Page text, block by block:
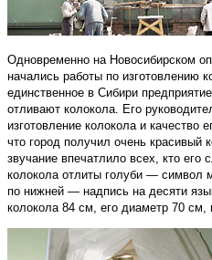
Одновременно на Новосибирском
начались работы по изготовлению
единственное в Сибири
отливают колокола. Его
изготовление колокола и качество
что город получил очень красивый
звучание впечатлило всех, кто
колокола отлиты голуби —
по нижней — надпись на десяти
колокола 84 см, его диаметр 70 см,